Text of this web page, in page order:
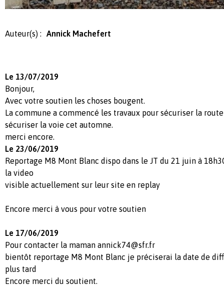
Auteur(s) : Annick Machefert
Le 13/07/2019
Bonjour,
Avec votre soutien les choses bougent.
La commune a commencé les travaux pour sécuriser la
sécuriser la voie cet automne.
merci encore.
Le 23/06/2019
Reportage M8 Mont Blanc dispo dans le JT du 21 juin à
la video
visible actuellement sur leur site en replay
Encore merci à vous pour votre soutien
Le 17/06/2019
Pour contacter la maman annick74@sfr.fr
bientôt reportage M8 Mont Blanc je préciserai la date de
plus tard
Encore merci du soutient.